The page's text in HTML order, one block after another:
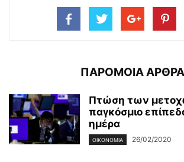
ΠΑΡΟΜΟΙΑ ΑΡΘΡΑ
Πτώση των
παγκόσμιο
ημέρα
ΟΙΚΟΝΟΜΊΑ 26/02/2020